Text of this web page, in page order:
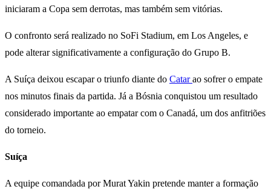
iniciaram a Copa sem derrotas, mas também sem vitórias.
O confronto será realizado no SoFi Stadium, em Los Angeles, e
pode alterar significativamente a configuração do Grupo B.
A Suíça deixou escapar o triunfo diante do Catarao sofrer o empate
nos minutos finais da partida. Já a Bósnia conquistou um resultado
considerado importante ao empatar com o Canadá, um dos anfitriões
do torneio.
Suíça
A equipe comandada por Murat Yakin pretende manter a formação